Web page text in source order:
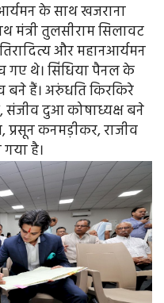
के साथ खजराना
मंत्री तुलसीराम सिलावट
और महानआर्यमन
गए थे। सिंधिया पैनल के
बने हैं। अरुंधति किरकिरे
संजीव दुआ कोषाध्यक्ष बने
प्रसून कनमड़ीकर, राजीव
है।